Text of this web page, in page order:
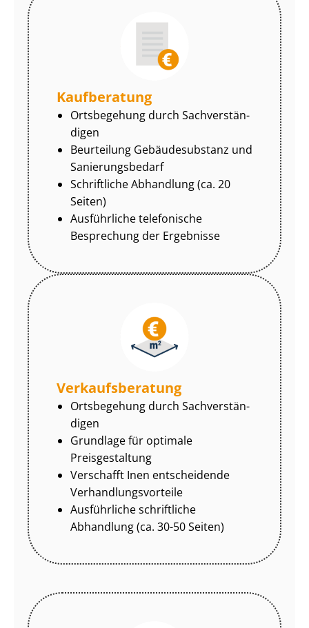
Kaufberatung
Ortsbegehung durch Sach­ver­stän­
di­gen
Beurteilung Gebäudesubstanz und
Sa­nie­rungs­be­darf
Schriftliche Abhandlung (ca. 20
Seiten)
Ausführliche telefonische
Besprechung der Ergebnisse
Ver­kaufs­be­ra­tung
Ortsbegehung durch Sach­ver­stän­
di­gen
Grundlage für optimale
Preisgestaltung
Verschafft Inen entscheidende
Ver­hand­lungs­vor­tei­le
Ausführliche schriftliche
Abhandlung (ca. 30-50 Seiten)